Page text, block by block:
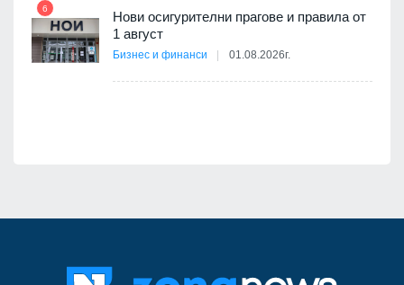
6
Нови осигурителни прагове и правила от
1 август
Бизнес и финанси 01.08.2026г.